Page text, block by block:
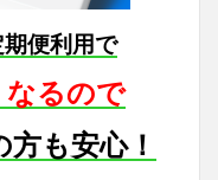
便利用で
るので
も安心！